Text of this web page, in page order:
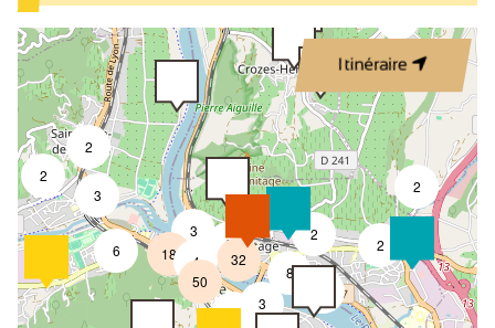
Itinéraire
2
2
2
2
8
2
3
6
3
4
18
2
8
3
50
32